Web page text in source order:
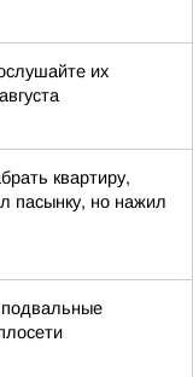
их
квартиру,
пасынку, но нажил